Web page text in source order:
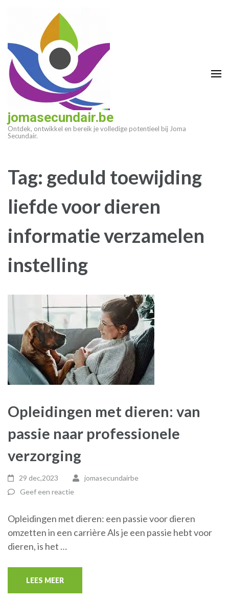
(druk
enter)
jomasecundair.be
Ontdek, ontwikkel en bereik je volledige potentieel bij Joma
Secundair.
Tag: geduld toewijding
liefde voor dieren
informatie verzamelen
instelling
Opleidingen met dieren: van
passie naar professionele
verzorging
29 dec,2023
jomasecundairbe
Geef een reactie
Opleidingen met dieren: een passie voor dieren
omzetten in een carrière Als je een passie hebt voor
dieren, is het …
LEES MEER